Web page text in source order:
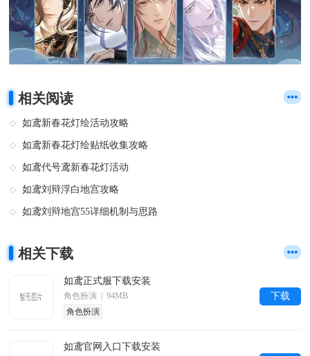
相关阅读
如鸢新春花灯绘活动攻略
如鸢新春花灯绘贴纸收集攻略
如鸢代号鸢新春花灯活动
如鸢刘辩浮白地宫攻略
如鸢刘辩地宫55详细机制与思路
相关下载
如鸢正式服下载安装
角色扮演 | 94MB
角色扮演
下载
如鸢官网入口下载安装